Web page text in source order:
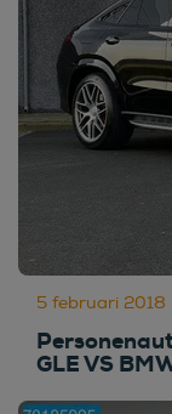
5 februari 2018
GLE VS